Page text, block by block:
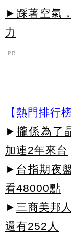
►踩著空氣
力
PR
【熱門排行榜
► 攏係為了
加連2年來台
► 台指期夜
看48000點
► 三商美邦
還有252人